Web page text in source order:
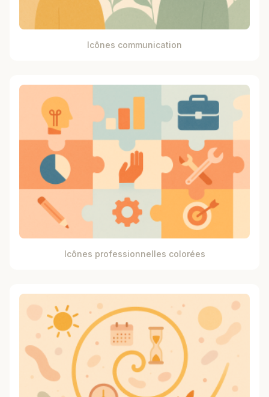
Icônes communication
Icônes professionnelles colorées